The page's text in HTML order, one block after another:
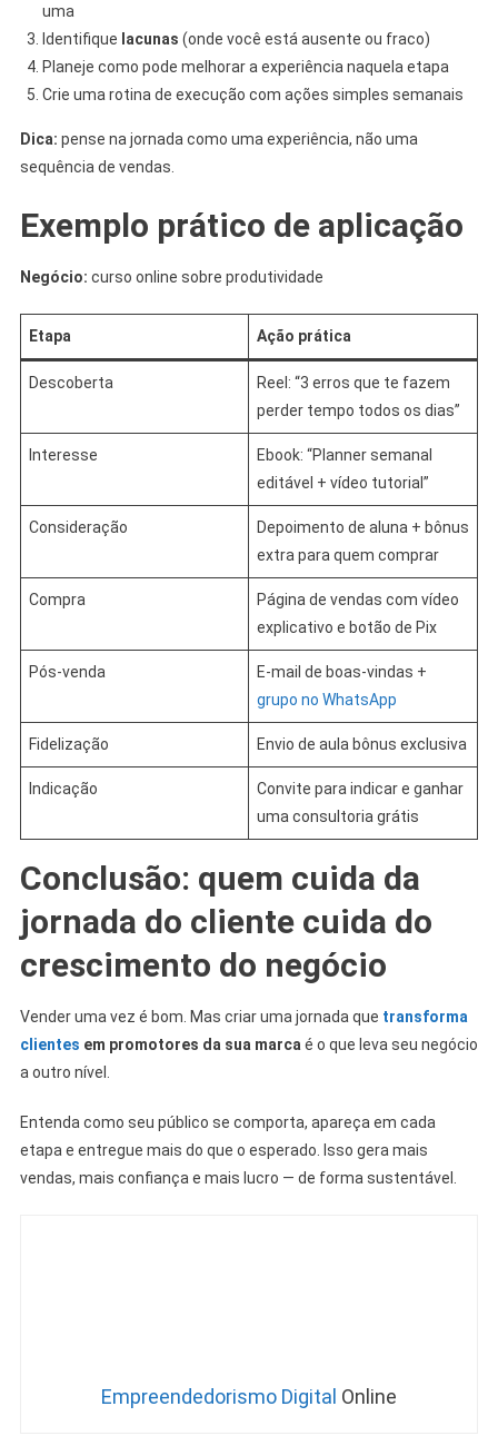
uma
Identifique lacunas (onde você está ausente ou fraco)
Planeje como pode melhorar a experiência naquela etapa
Crie uma rotina de execução com ações simples semanais
Dica: pense na jornada como uma experiência, não uma
sequência de vendas.
Exemplo prático de aplicação
Negócio: curso online sobre produtividade
Etapa Ação prática
Descoberta
Reel: “3 erros que te fazem
perder tempo todos os dias”
Interesse
Ebook: “Planner semanal
editável + vídeo tutorial”
Consideração
Depoimento de aluna + bônus
extra para quem comprar
Compra
Página de vendas com vídeo
explicativo e botão de Pix
Pós-venda
E-mail de boas-vindas +
grupo no WhatsApp
Fidelização Envio de aula bônus exclusiva
Indicação
Convite para indicar e ganhar
uma consultoria grátis
Conclusão: quem cuida da
jornada do cliente cuida do
crescimento do negócio
Vender uma vez é bom. Mas criar uma jornada que transforma
clientes em promotores da sua marca é o que leva seu negócio
a outro nível.
Entenda como seu público se comporta, apareça em cada
etapa e entregue mais do que o esperado. Isso gera mais
vendas, mais confiança e mais lucro — de forma sustentável.
Empreendedorismo Digital Online